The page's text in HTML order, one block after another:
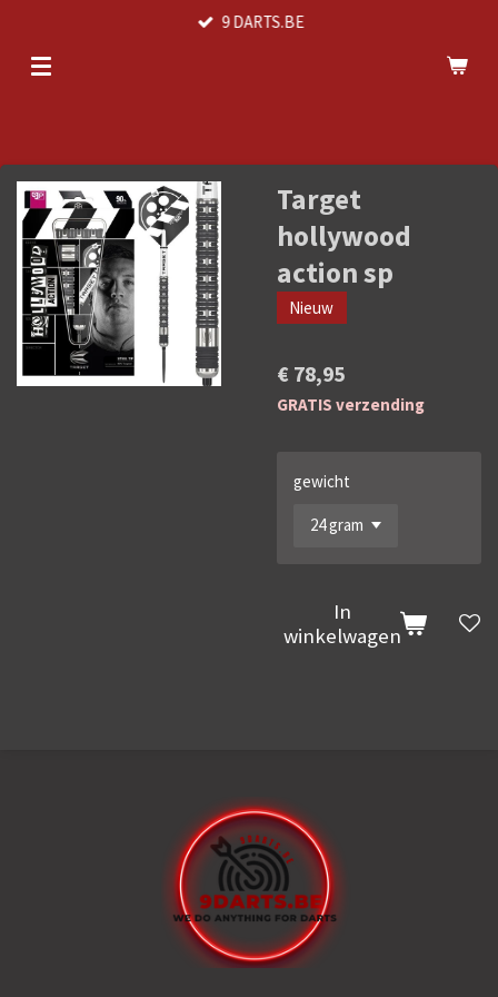
naar
9 DARTS.BE
Target
hollywood
action sp
Nieuw
€ 78,95
GRATIS verzending
gewicht
In
winkelwagen